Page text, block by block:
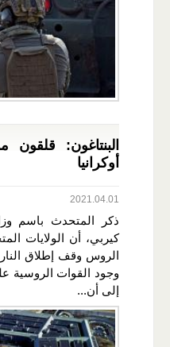
البنتاغون:
أوكرانيا
2021.04.01
ذكر المتحدث باسم
كيربي، أن الولايات
الروس وقف إطلاق النار
وجود القوات الروسية
إلى أن...